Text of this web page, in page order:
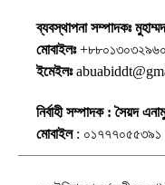
ব্যবস্থাপনা সম্পাদকঃ
মোবাইলঃ
ইমেইলঃ
নির্বাহী সম্পাদক : সৈয়দ
মোবাইল: ০১৭৭৭০৫৫৩৯১